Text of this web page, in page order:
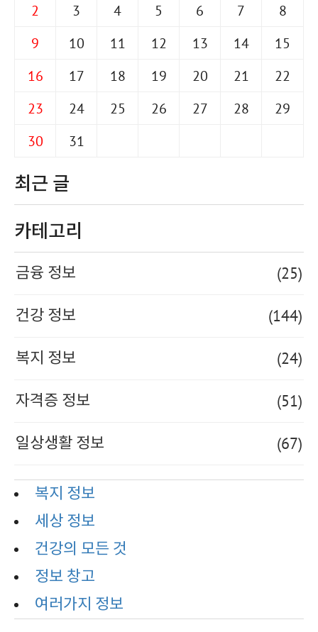
2
3 4 5 6 7
8
9
10 11 12 13 14
15
16
17 18 19 20 21
22
23
24 25 26 27 28
29
30
31
최근 글
카테고리
금융 정보 (25)
건강 정보 (144)
복지 정보 (24)
자격증 정보 (51)
일상생활 정보 (67)
복지 정보
세상 정보
건강의 모든 것
정보 창고
여러가지 정보